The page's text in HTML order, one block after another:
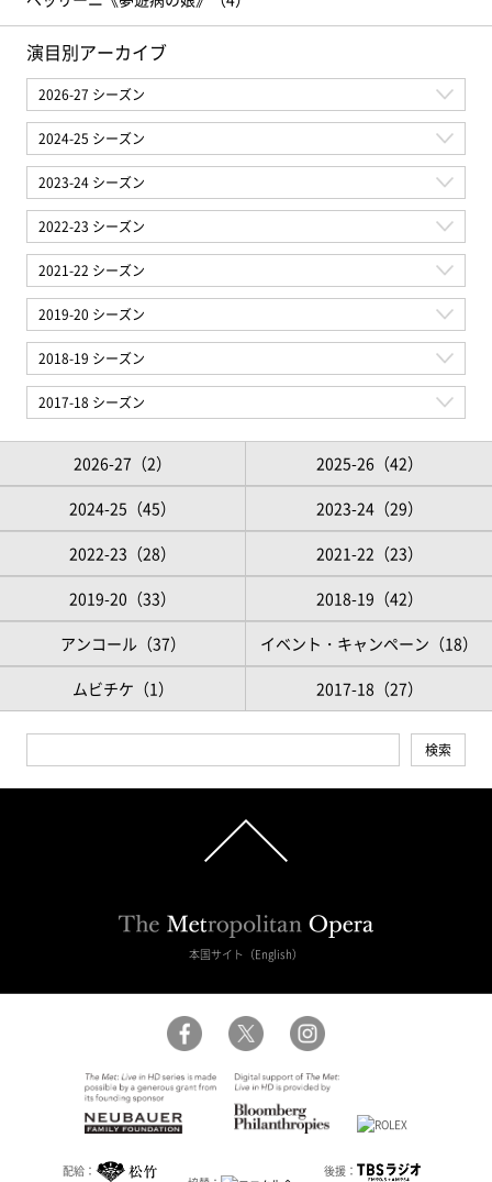
演目別アーカイブ
2026-27（2） 2025-26（42）
2024-25（45） 2023-24（29）
2022-23（28） 2021-22（23）
2019-20（33） 2018-19（42）
アンコール（37） イベント・キャンペーン（18）
ムビチケ（1） 2017-18（27）
本国サイト（English）
配給： 後援：